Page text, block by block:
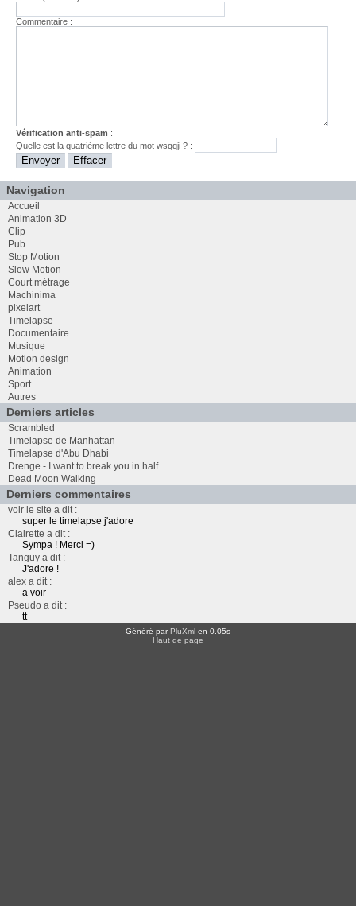
Commentaire :
Vérification anti-spam :
Quelle est laquatrième lettre du motwsqqji ? :
Navigation
Accueil
Animation 3D
Clip
Pub
Stop Motion
Slow Motion
Court métrage
Machinima
pixelart
Timelapse
Documentaire
Musique
Motion design
Animation
Sport
Autres
Derniers articles
Scrambled
Timelapse de Manhattan
Timelapse d'Abu Dhabi
Drenge - I want to break you in half
Dead Moon Walking
Derniers commentaires
voir le site a dit :
super le timelapse j'adore
Clairette a dit :
Sympa ! Merci =)
Tanguy a dit :
J'adore !
alex a dit :
a voir
Pseudo a dit :
tt
Généré parPluXml en 0.05s
Haut de page